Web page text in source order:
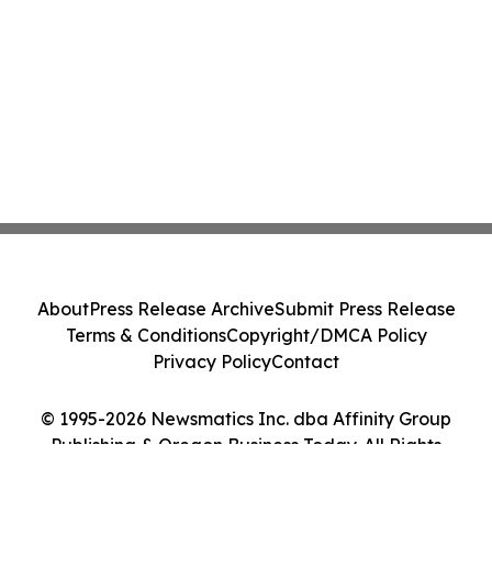
© 1995-2026 Newsmatics Inc. dba Affinity Group
Publishing & Oregon Business Today. All Rights
AboutPress Release ArchiveSubmit Press Release
Terms & ConditionsCopyright/DMCA Policy
Privacy PolicyContact